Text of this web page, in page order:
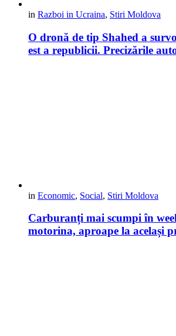
in Razboi in Ucraina, Stiri Moldova
O dronă de tip Shahed a
est a republicii. Precizările
in Economic, Social, Stiri Moldova
Carburanți mai scumpi în
motorina, aproape la același